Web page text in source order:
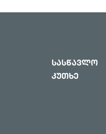
სასწავლო
კუთხე